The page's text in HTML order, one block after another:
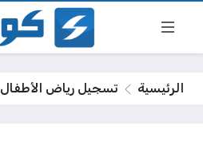
الرئيسية تسجيل رياض الأطفال